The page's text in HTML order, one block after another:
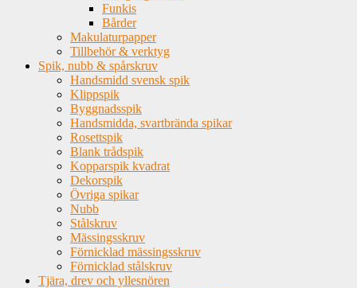
Funkis
Bårder
Makulaturpapper
Tillbehör & verktyg
Spik, nubb & spårskruv
Handsmidd svensk spik
Klippspik
Byggnadsspik
Handsmidda, svartbrända spikar
Rosettspik
Blank trådspik
Kopparspik kvadrat
Dekorspik
Övriga spikar
Nubb
Stålskruv
Mässingsskruv
Förnicklad mässingsskruv
Förnicklad stålskruv
Tjära, drev och yllesnören